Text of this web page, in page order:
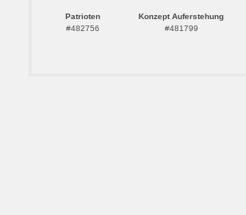
Patrioten
#482756
Konzept Auferstehung
#481799